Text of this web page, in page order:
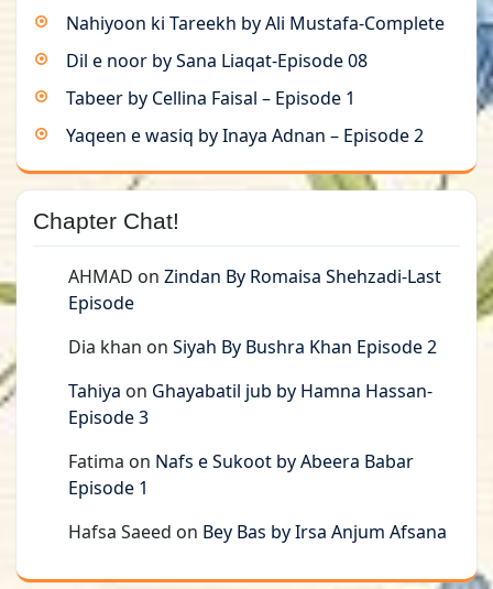
Nahiyoon ki Tareekh by Ali Mustafa-Complete
Dil e noor by Sana Liaqat-Episode 08
Tabeer by Cellina Faisal – Episode 1
Yaqeen e wasiq by Inaya Adnan – Episode 2
Chapter Chat!
AHMAD on Zindan By Romaisa Shehzadi-Last
Episode
Dia khan on Siyah By Bushra Khan Episode 2
Tahiya on Ghayabatil jub by Hamna Hassan-
Episode 3
Fatima on Nafs e Sukoot by Abeera Babar
Episode 1
Hafsa Saeed on Bey Bas by Irsa Anjum Afsana